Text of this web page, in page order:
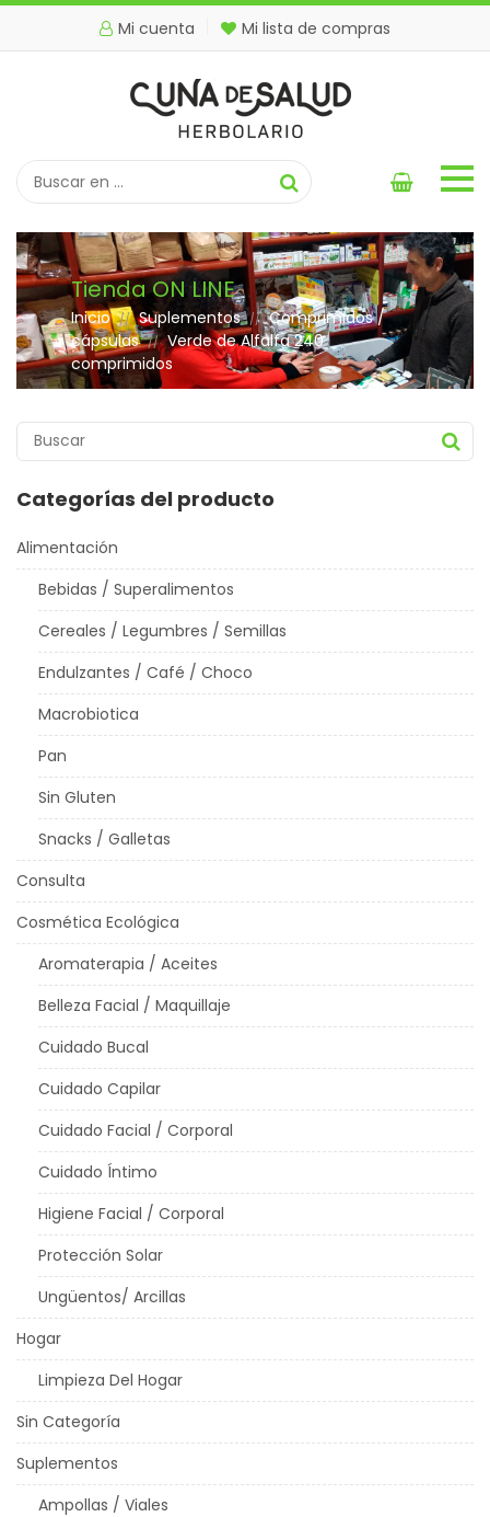
Mi cuenta Mi lista de compras
Tienda ON LINE
Inicio // Suplementos // Comprimidos /
cápsulas // Verde de Alfalfa 240
comprimidos
Categorías del producto
Alimentación
Bebidas / Superalimentos
Cereales / Legumbres / Semillas
Endulzantes / Café / Choco
Macrobiotica
Pan
Sin Gluten
Snacks / Galletas
Consulta
Cosmética Ecológica
Aromaterapia / Aceites
Belleza Facial / Maquillaje
Cuidado Bucal
Cuidado Capilar
Cuidado Facial / Corporal
Cuidado Íntimo
Higiene Facial / Corporal
Protección Solar
Ungüentos/ Arcillas
Hogar
Limpieza Del Hogar
Sin Categoría
Suplementos
Ampollas / Viales